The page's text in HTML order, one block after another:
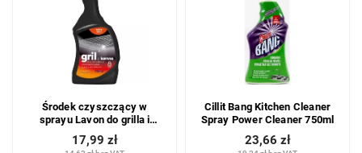
Środek czyszczący w
sprayu Lavon do grilla i
kuchenki 750 ml
17,99 zł
Cillit Bang Kitchen Cleaner
Spray Power Cleaner 750ml
23,66 zł